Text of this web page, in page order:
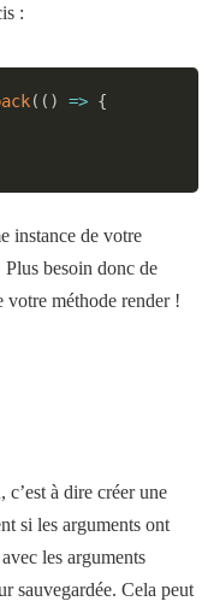
:
( ( ) => {
instance de votre
Plus besoin donc de
votre méthode render !
à dire créer une
si les arguments ont
les arguments
sauvegardée. Cela peut